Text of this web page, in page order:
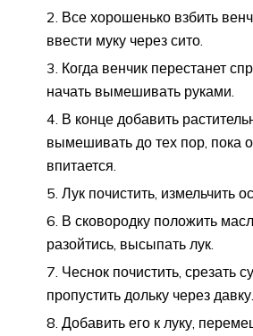
Все хорошенько взбить
ввести муку через сито.
Когда венчик перестанет
начать вымешивать руками.
В конце добавить
вымешивать до тех пор, пока
впитается.
Лук почистить, измельчить
В сковородку положить
разойтись, высыпать лук.
Чеснок почистить, срезать
пропустить дольку через давку.
Добавить его к луку,